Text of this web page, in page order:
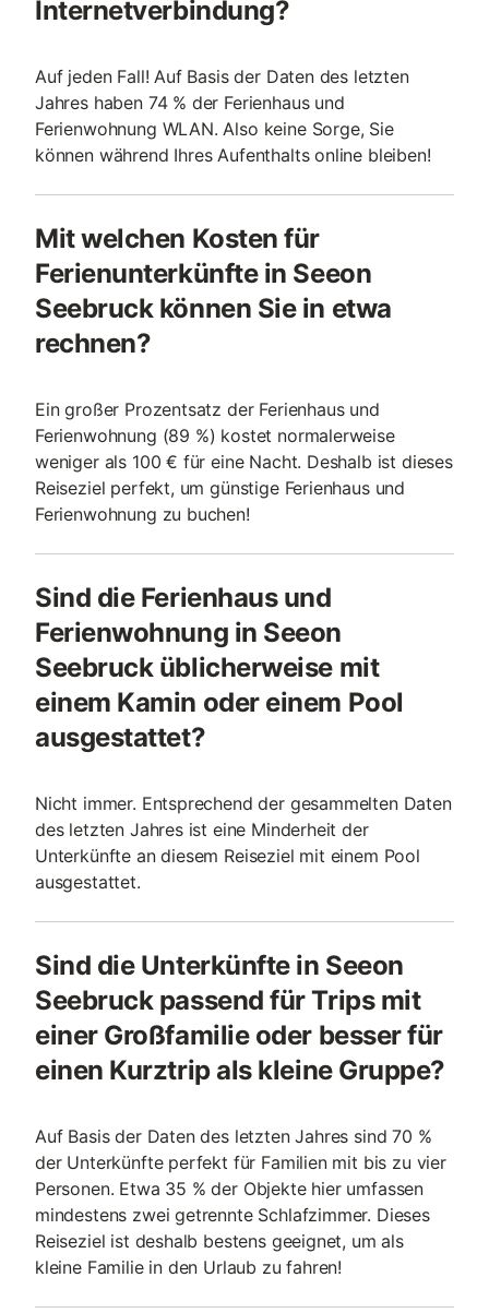
Internetverbindung?
Auf jeden Fall! Auf Basis der Daten des letzten
Jahres haben 74 % der Ferienhaus und
Ferienwohnung WLAN. Also keine Sorge, Sie
können während Ihres Aufenthalts online bleiben!
Mit welchen Kosten für
Ferienunterkünfte in Seeon
Seebruck können Sie in etwa
rechnen?
Ein großer Prozentsatz der Ferienhaus und
Ferienwohnung (89 %) kostet normalerweise
weniger als 100 € für eine Nacht. Deshalb ist dieses
Reiseziel perfekt, um günstige Ferienhaus und
Ferienwohnung zu buchen!
Sind die Ferienhaus und
Ferienwohnung in Seeon
Seebruck üblicherweise mit
einem Kamin oder einem Pool
ausgestattet?
Nicht immer. Entsprechend der gesammelten Daten
des letzten Jahres ist eine Minderheit der
Unterkünfte an diesem Reiseziel mit einem Pool
ausgestattet.
Sind die Unterkünfte in Seeon
Seebruck passend für Trips mit
einer Großfamilie oder besser für
einen Kurztrip als kleine Gruppe?
Auf Basis der Daten des letzten Jahres sind 70 %
der Unterkünfte perfekt für Familien mit bis zu vier
Personen. Etwa 35 % der Objekte hier umfassen
mindestens zwei getrennte Schlafzimmer. Dieses
Reiseziel ist deshalb bestens geeignet, um als
kleine Familie in den Urlaub zu fahren!